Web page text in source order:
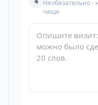
Необязательно -
чаще